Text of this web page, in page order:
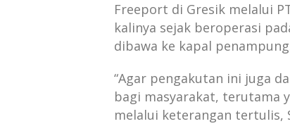
Freeport di Gresik melalui
kalinya sejak beroperasi
dibawa ke kapal
“Agar pengakutan ini juga
bagi masyarakat, terutama
melalui keterangan tertulis,